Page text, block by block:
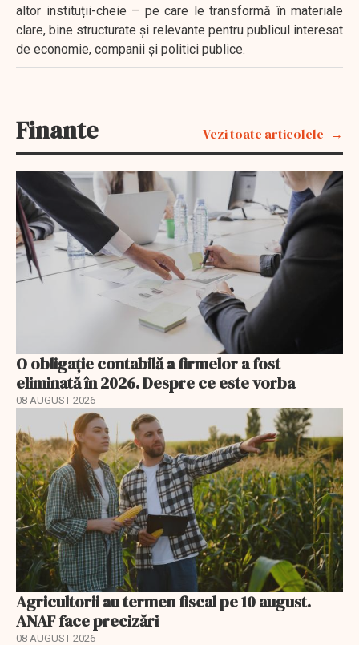
altor instituții-cheie – pe care le transformă în materiale
clare, bine structurate și relevante pentru publicul interesat
de economie, companii și politici publice.
Finante Vezi toate articolele
O obligație contabilă a firmelor a fost
eliminată în 2026. Despre ce este vorba
08 AUGUST 2026
Agricultorii au termen fiscal pe 10 august.
ANAF face precizări
08 AUGUST 2026